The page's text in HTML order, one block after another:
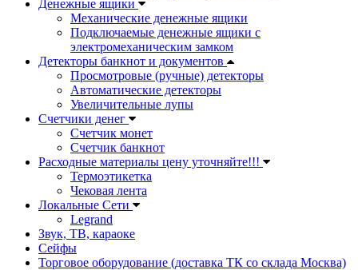
Денежные ящики
Механические денежные ящики
Подключаемые денежные ящики с
электромеханическим замком
Детекторы банкнот и документов
Просмотровые (ручные) детекторы
Автоматические детекторы
Увеличительные лупы
Счетчики денег
Счетчик монет
Счетчик банкнот
Расходные материалы цену уточняйте!!!
Термоэтикетка
Чековая лента
Локальные Сети
Legrand
Звук, ТВ, караоке
Сейфы
Торговое оборудование (доставка ТК со склада Москва)